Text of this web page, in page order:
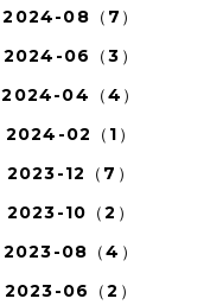
2024-08（7）
2024-06（3）
2024-04（4）
2024-02（1）
2023-12（7）
2023-10（2）
2023-08（4）
2023-06（2）